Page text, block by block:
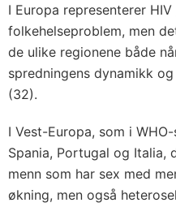
I Europa representerer
folkehelseproblem, men
de ulike regionene både
spredningens dynamikk
(32).
I Vest-Europa, som i
Spania, Portugal og Italia,
menn som har sex med
økning, men også